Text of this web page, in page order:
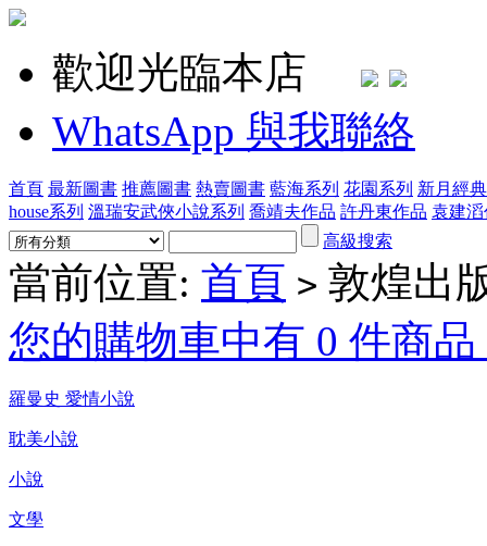
歡迎光臨本店
WhatsApp 與我聯絡
首頁 最新圖書 推薦圖書 熱賣圖書 藍海系列 花園系列 新月經
house系列 溫瑞安武俠小說系列 喬靖夫作品 許丹東作品 袁建
高級搜索
當前位置: 首頁 > 敦煌出
您的購物車中有 0 件商
羅曼史 愛情小說
耽美小說
小說
文學